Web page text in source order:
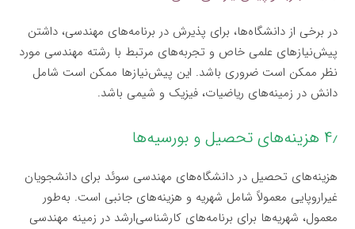
در برخی از دانشگاه‌ها، برای پذیرش در برنامه‌های مهندسی، داشتن
پیش‌نیازهای علمی خاص و تجربه‌های مرتبط با رشته مهندسی مورد
نظر ممکن است ضروری باشد. این پیش‌نیازها ممکن است شامل
دانش در زمینه‌های ریاضیات، فیزیک و شیمی باشد.
۴٫ هزینه‌های تحصیل و بورسیه‌ها
هزینه‌های تحصیل در دانشگاه‌های مهندسی سوئد برای دانشجویان
غیراروپایی معمولاً شامل شهریه و هزینه‌های جانبی است. به‌طور
معمول، شهریه‌ها برای برنامه‌های کارشناسی‌ارشد در زمینه مهندسی